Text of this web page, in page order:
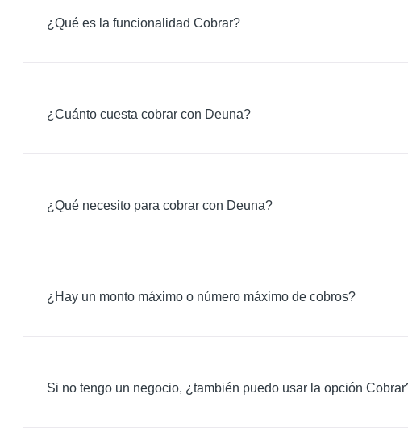
¿Qué es la funcionalidad Cobrar?
¿Cuánto cuesta cobrar con Deuna?
¿Qué necesito para cobrar con Deuna?
¿Hay un monto máximo o número máximo de cobros?
Si no tengo un negocio, ¿también puedo usar la opción